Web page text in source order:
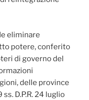
eliminare
potere, conferito
di governo del
delle province
D.P.R. 24 luglio